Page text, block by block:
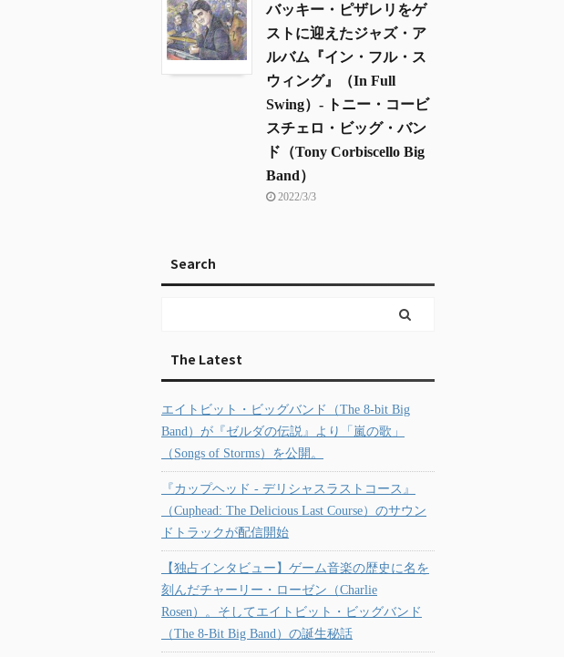
バッキー・ピザレリをゲ
ストに迎えたジャズ・ア
ルバム『イン・フル・ス
ウィング』（In Full
Swing）- トニー・コービ
スチェロ・ビッグ・バン
ド（Tony Corbiscello Big
Band）
2022/3/3
Search
The Latest
エイトビット・ビッグバンド（The 8-bit Big
Band）が『ゼルダの伝説』より「嵐の歌」
（Songs of Storms）を公開。
『カップヘッド - デリシャスラストコース』
（Cuphead: The Delicious Last Course）のサウン
ドトラックが配信開始
【独占インタビュー】ゲーム音楽の歴史に名を
刻んだチャーリー・ローゼン（Charlie
Rosen）。そしてエイトビット・ビッグバンド
（The 8-Bit Big Band）の誕生秘話